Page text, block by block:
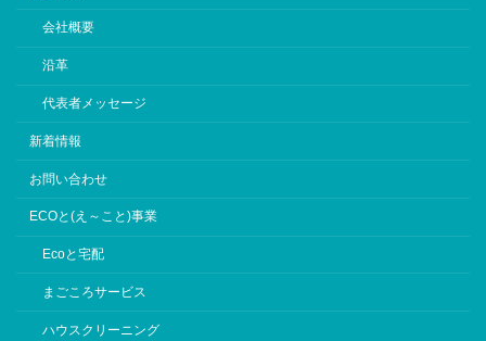
会社概要
沿革
代表者メッセージ
新着情報
お問い合わせ
ECOと(え～こと)事業
Ecoと宅配
まごころサービス
ハウスクリーニング